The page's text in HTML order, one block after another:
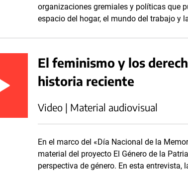
organizaciones gremiales y políticas que
espacio del hogar, el mundo del trabajo y
El feminismo y los
historia reciente
Video | Material audiovisual
En el marco del «Día Nacional de la
material del proyecto El Género de la
perspectiva de género. En esta